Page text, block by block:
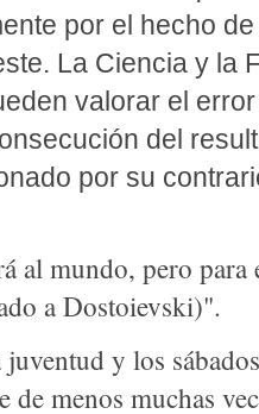
por el hecho
La Ciencia y la
valorar el
del
por su
al mundo, pero
a Dostoievski)".
y los
de menos muchas